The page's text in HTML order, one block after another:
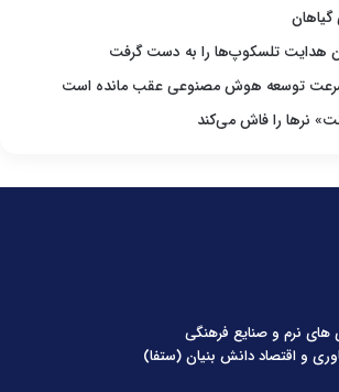
تلسکوپ‌ها را به دست گرفت
سرعت توسعه هوش مصنوعی عقب مانده است
نرها را فاش می‌کند
های نرم و صنایع فرهنگی
و اقتصاد دانش بنیان (ستفا)